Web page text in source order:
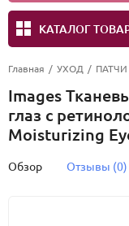
КАТАЛОГ
Главная / УХОД / ПАТЧИ
Images
глаз с
Moisturizing
Обзор Отзывы (0)